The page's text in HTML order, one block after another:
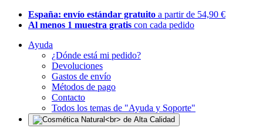
España: envío estándar gratuito a partir de 54,90 €
Al menos 1 muestra gratis con cada pedido
Ayuda
¿Dónde está mi pedido?
Devoluciones
Gastos de envío
Métodos de pago
Contacto
Todos los temas de "Ayuda y Soporte"